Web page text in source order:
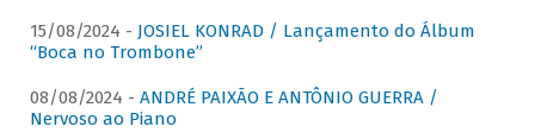
15/08/2024 - JOSIEL KONRAD / Lançamento do Álbum
“Boca no Trombone”
08/08/2024 - ANDRÉ PAIXÃO E ANTÔNIO GUERRA /
Nervoso ao Piano